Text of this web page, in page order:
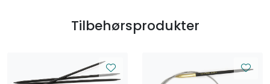
Tilbehørsprodukter